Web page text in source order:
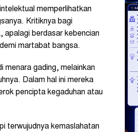
memperlihatkan
Kritiknya bagi
apalagi berdasar kebencian
martabat bangsa.
menara gading, melainkan
Dalam hal ini mereka
pencipta kegaduhan atau
terwujudnya kemaslahatan